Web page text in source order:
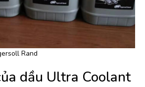
Rand
dầu Ultra Coolant